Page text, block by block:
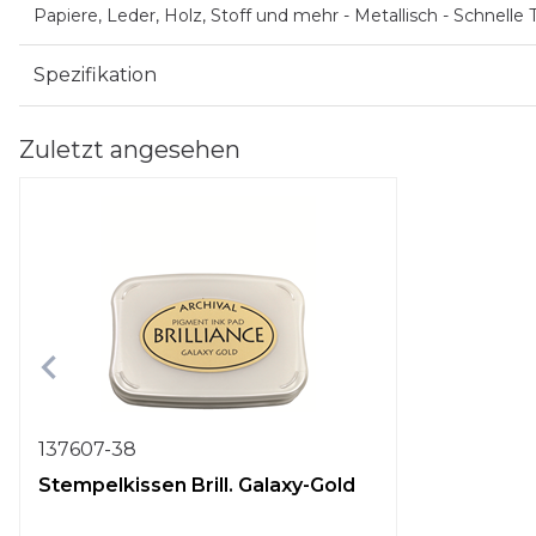
Papiere, Leder, Holz, Stoff und mehr - Metallisch - Schnelle
Spezifikation
Zuletzt angesehen
137607-38
Stempelkissen Brill. Galaxy-Gold